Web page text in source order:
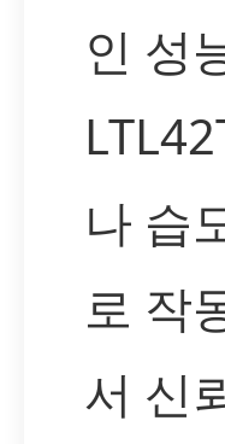
인 성
나 습
로 작
서 신